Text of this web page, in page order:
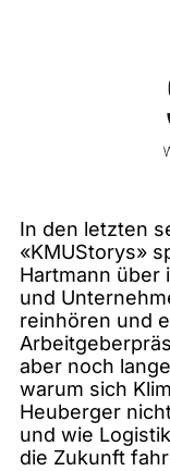
In den letzten
«KMUStorys»
Hartmann über
und
reinhören und
aber noch
warum sich
Heuberger
und wie
die Zukunft